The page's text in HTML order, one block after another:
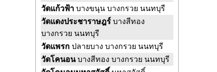
วัดแก้วฟ้าบางขนุน บางกรวย นนทบุรี
วัดแดงประชาราษฎร์บางสีทอง
บางกรวย นนทบุรี
วัดแพรกปลายบาง บางกรวย นนทบุรี
วัดโคนอนบางสีทอง บางกรวย นนทบุรี